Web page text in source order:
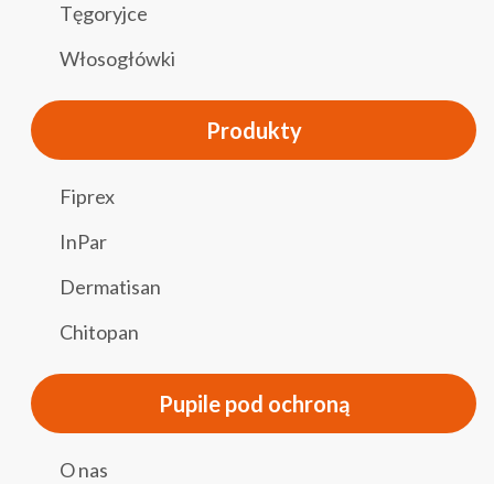
Tęgoryjce
Włosogłówki
Produkty
Fiprex
InPar
Dermatisan
Chitopan
Pupile pod ochroną
O nas